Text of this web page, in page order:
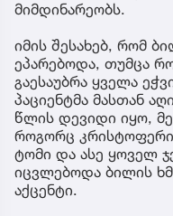
მიმდინარეობს.
იმის შესახებ, რომ
ეპარებოდა, თუმცა
გაესაუბრა ყველა
პაციენტმა მასთან
წლის დევიდი იყო,
როგორც
ტომი და ასე ყოველ
იცვლებოდა ბილის
აქცენტი.